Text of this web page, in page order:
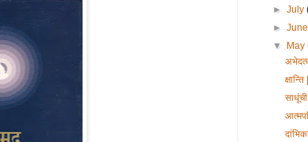
►July
►
▼
May